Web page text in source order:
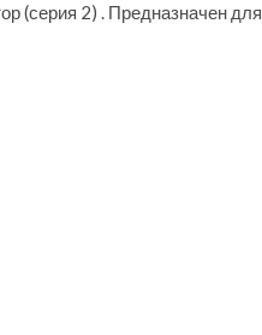
2) . Предназначен для